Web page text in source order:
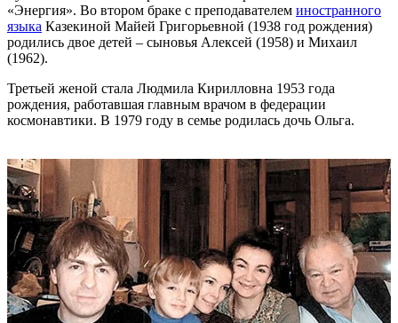
«Энергия». Во втором браке с преподавателем иностранного
языка Казекиной Майей Григорьевной (1938 год рождения)
родились двое детей – сыновья Алексей (1958) и Михаил
(1962).
Третьей женой стала Людмила Кирилловна 1953 года
рождения, работавшая главным врачом в федерации
космонавтики. В 1979 году в семье родилась дочь Ольга.